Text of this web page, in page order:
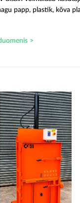
papp, plastik, kõva
>